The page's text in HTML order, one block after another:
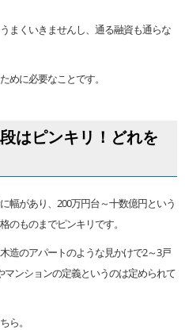
まくいきませんし、通る融資も通らな
めに必要なことです。
はピンキリ！どれを
幅があり、200万円台～十数億円という
のものまでピンキリです。
造のアパートのような見かけで2～3戸
マンションの定義というのは定められて
ら。